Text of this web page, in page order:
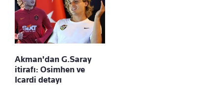
Akman'dan G.Saray
itirafı: Osimhen ve
Icardi detayı